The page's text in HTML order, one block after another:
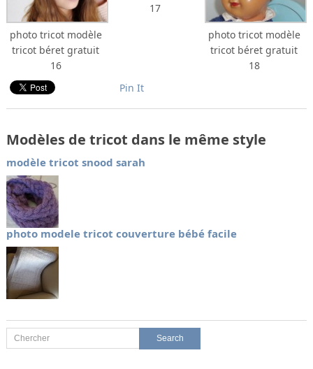
photo tricot modèle
tricot béret gratuit
16
17
photo tricot modèle
tricot béret gratuit
18
Pin It
Modèles de tricot dans le même style
modèle tricot snood sarah
photo modele tricot couverture bébé facile